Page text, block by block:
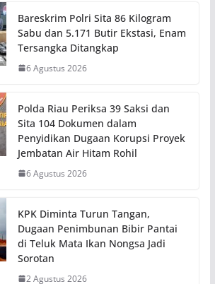
Bareskrim Polri Sita 86 Kilogram
Sabu dan 5.171 Butir Ekstasi, Enam
Tersangka Ditangkap
6 Agustus 2026
Polda Riau Periksa 39 Saksi dan
Sita 104 Dokumen dalam
Penyidikan Dugaan Korupsi Proyek
Jembatan Air Hitam Rohil
6 Agustus 2026
KPK Diminta Turun Tangan,
Dugaan Penimbunan Bibir Pantai
di Teluk Mata Ikan Nongsa Jadi
Sorotan
2 Agustus 2026